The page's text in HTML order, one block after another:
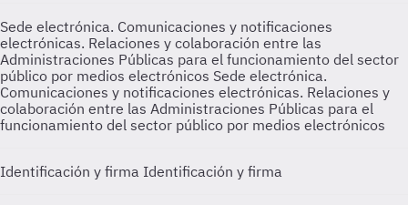
Sede electrónica. Comunicaciones y notificaciones
electrónicas. Relaciones y colaboración entre las
Administraciones Públicas para el funcionamiento del sector
público por medios electrónicos Sede electrónica.
Comunicaciones y notificaciones electrónicas. Relaciones y
colaboración entre las Administraciones Públicas para el
funcionamiento del sector público por medios electrónicos
Identificación y firma Identificación y firma